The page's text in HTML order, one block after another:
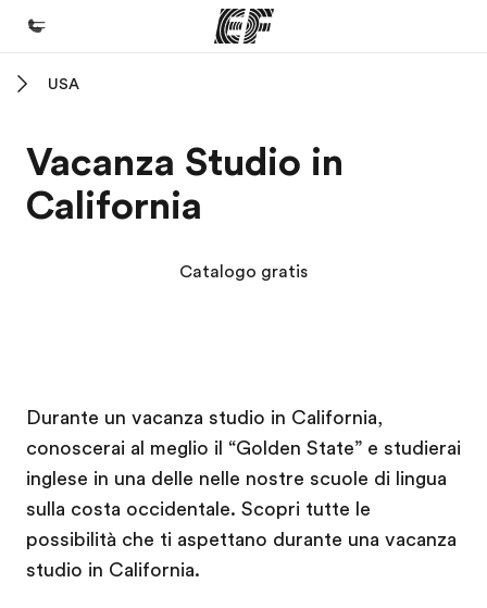
Programmi
Vedi la nostra offerta
Carriera
Lavora con noi
USA
Vacanza Studio in
California
Catalogo gratis
Durante un vacanza studio in California,
conoscerai al meglio il “Golden State” e studierai
inglese in una delle nelle nostre scuole di lingua
sulla costa occidentale. Scopri tutte le
possibilità che ti aspettano durante una vacanza
studio in California.